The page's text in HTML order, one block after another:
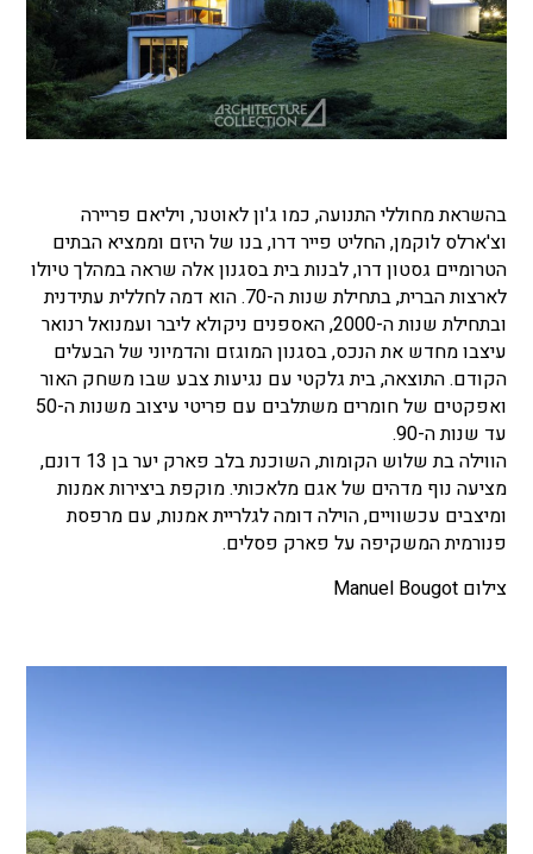
בהשראת מחוללי התנועה, כמו ג'ון לאוטנר, ויליאם פריירה
וצ'ארלס לוקמן, החליט פייר דרו, בנו של היזם וממציא הבתים
הטרומיים גסטון דרו, לבנות בית בסגנון אלה שראה במהלך טיולו
לארצות הברית, בתחילת שנות ה-70. הוא דמה לחללית עתידנית
ובתחילת שנות ה-2000, האספנים ניקולא ליבר ועמנואל רנואר
עיצבו מחדש את הנכס, בסגנון המוגזם והדמיוני של הבעלים
הקודם. התוצאה, בית גלקטי עם נגיעות צבע שבו משחק האור
ואפקטים של חומרים משתלבים עם פריטי עיצוב משנות ה-50
עד שנות ה-90.
הווילה בת שלוש הקומות, השוכנת בלב פארק יער בן 13 דונם,
מציעה נוף מדהים של אגם מלאכותי. מוקפת ביצירות אמנות
ומיצבים עכשוויים, הוילה דומה לגלריית אמנות, עם מרפסת
פנורמית המשקיפה על פארק פסלים.
צילום Manuel Bougot